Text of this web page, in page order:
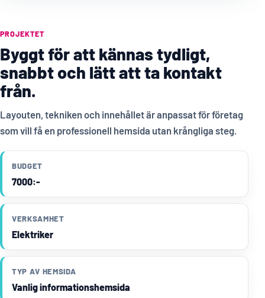
PROJEKTET
Byggt för att kännas tydligt,
snabbt och lätt att ta kontakt
från.
Layouten, tekniken och innehållet är anpassat för företag
som vill få en professionell hemsida utan krångliga steg.
BUDGET
7000:-
VERKSAMHET
Elektriker
TYP AV HEMSIDA
Vanlig informationshemsida